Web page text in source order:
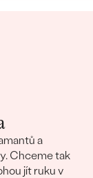
a
Chceme tak
jít ruku v